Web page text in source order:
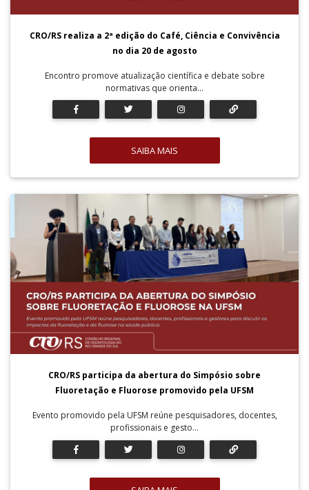
CRO/RS realiza a 2ª edição do Café, Ciência e Convivência
no dia 20 de agosto
Encontro promove atualização científica e debate sobre
normativas que orienta...
SAIBA MAIS
CRO/RS participa da abertura do Simpósio sobre
Fluoretação e Fluorose promovido pela UFSM
Evento promovido pela UFSM reúne pesquisadores, docentes,
profissionais e gesto...